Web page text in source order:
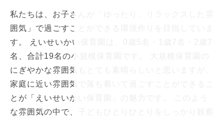
私たちは、お子さんが「ゆったり、リラックスした雰
囲気」で過ごすことができる環境作りを目指していま
す。 えいせいかい保育園は、0歳5名・1歳7名・2歳7
名、合計19名の小規模保育園です。 大規模保育園の
にぎやかな雰囲気もとても素晴らしいと思いますが、
家庭に近い雰囲気で落ち着いて過ごすことができるこ
とが「えいせいかい保育園」の魅力です。 このよう
な雰囲気の中で、子どもひとりひとりをしっかり観察